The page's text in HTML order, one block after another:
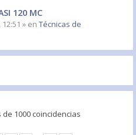
120 MC
12:51 » en Técnicas de
1000 coincidencias